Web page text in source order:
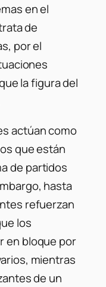
en el
de
por el
la figura del
actúan como
que están
de partidos
hasta
refuerzan
los
en bloque por
mientras
de un